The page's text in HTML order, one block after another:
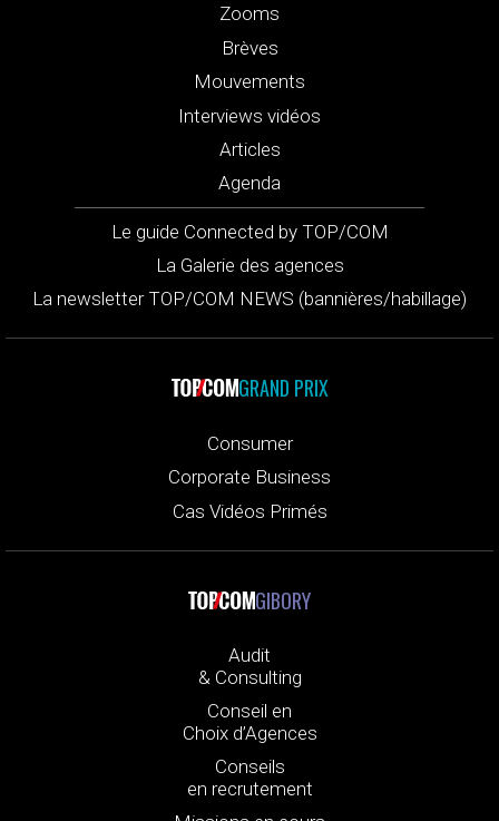
Zooms
Brèves
Mouvements
Interviews vidéos
Articles
Agenda
Le guide Connected by TOP/COM
La Galerie des agences
La newsletter TOP/COM NEWS (bannières/habillage)
GRAND PRIX
Consumer
Corporate Business
Cas Vidéos Primés
GIBORY
Audit
& Consulting
Conseil en
Choix d’Agences
Conseils
en recrutement